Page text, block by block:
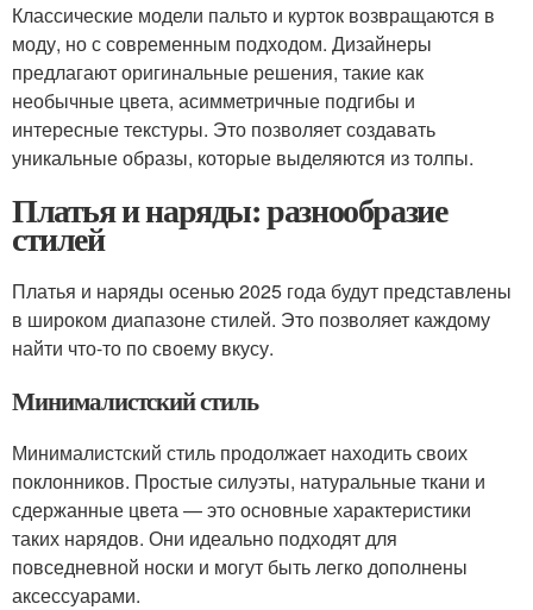
Классические модели пальто и курток возвращаются в
моду, но с современным подходом. Дизайнеры
предлагают оригинальные решения, такие как
необычные цвета, асимметричные подгибы и
интересные текстуры. Это позволяет создавать
уникальные образы, которые выделяются из толпы.
Платья и наряды: разнообразие
стилей
Платья и наряды осенью 2025 года будут представлены
в широком диапазоне стилей. Это позволяет каждому
найти что-то по своему вкусу.
Минималистский стиль
Минималистский стиль продолжает находить своих
поклонников. Простые силуэты, натуральные ткани и
сдержанные цвета — это основные характеристики
таких нарядов. Они идеально подходят для
повседневной носки и могут быть легко дополнены
аксессуарами.